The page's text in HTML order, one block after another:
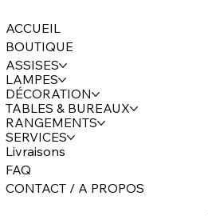
ACCUEIL
BOUTIQUE
ASSISES
LAMPES
DÉCORATION
TABLES & BUREAUX
RANGEMENTS
SERVICES
Livraisons
FAQ
CONTACT / A PROPOS